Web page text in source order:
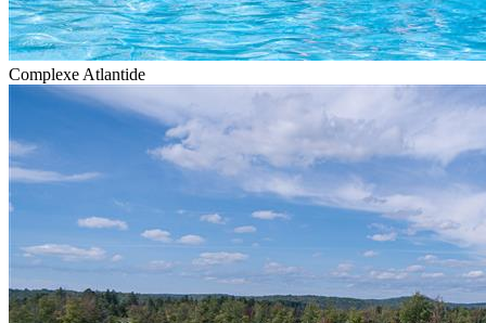
Complexe Atlantide